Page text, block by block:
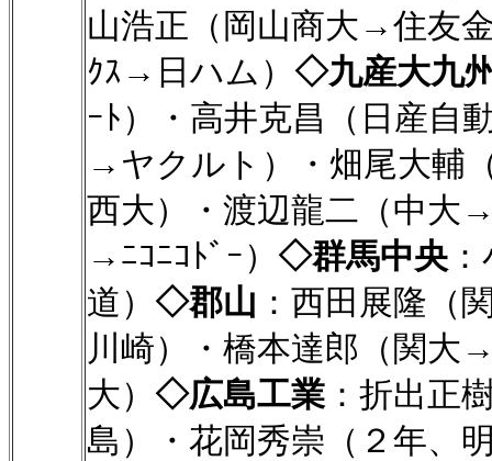
山浩正（岡山商大→住友
ｸｽ→日ハム） ◇九産大九
ｰﾄ）・高井克昌（日産自
→ヤクルト）・畑尾大輔
西大）・渡辺龍二（中大
→ﾆｺﾆｺﾄﾞｰ） ◇群馬中央
道） ◇郡山 ：西田展隆（
川崎）・橋本達郎（関大
大） ◇広島工業 ：折出正
島）・花岡秀崇（２年、